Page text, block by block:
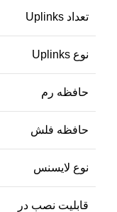
تعداد Uplinks
نوع Uplinks
حافظه رم
حافظه فلش
نوع لایسنس
قابلیت نصب در